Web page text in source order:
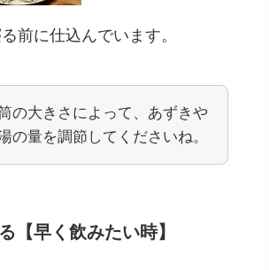
に仕込んでいます。
の大きさによって、あずきや
の量を調節してくださいね。
【早く飲みたい時】